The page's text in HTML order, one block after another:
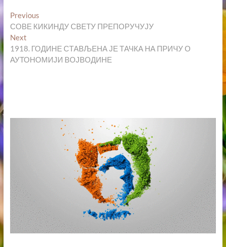
Кретање
чланка
PreviousPrevious
post:
СОВЕ КИКИНДУ СВЕТУ ПРЕПОРУЧУЈУ
NextNext
post:
1918. ГОДИНЕ СТАВЉЕНА ЈЕ ТАЧКА НА ПРИЧУ О
АУТОНОМИЈИ ВОЈВОДИНЕ